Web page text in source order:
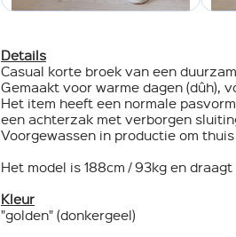
Details
Casual korte broek van een
Gemaakt voor warme dagen (dûh),
Het item heeft een normale
een achterzak met verborgen
Voorgewassen in productie om
Het model is 188cm / 93kg en
Kleur
"golden" (donkergeel)